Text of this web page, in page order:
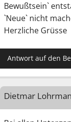
Bewußtsein`
`Neue` nicht
Herzliche Grüsse
Antwort auf den
Dietmar